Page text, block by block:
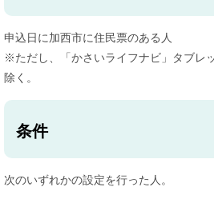
申込日に加西市に住民票のある人
※ただし、「かさいライフナビ」タブレ
除く。
条件
次のいずれかの設定を行った人。